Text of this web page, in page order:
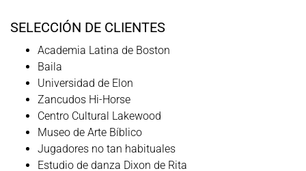
SELECCIÓN DE CLIENTES
Academia Latina de Boston
Baila
Universidad de Elon
Zancudos Hi-Horse
Centro Cultural Lakewood
Museo de Arte Bíblico
Jugadores no tan habituales
Estudio de danza Dixon de Rita